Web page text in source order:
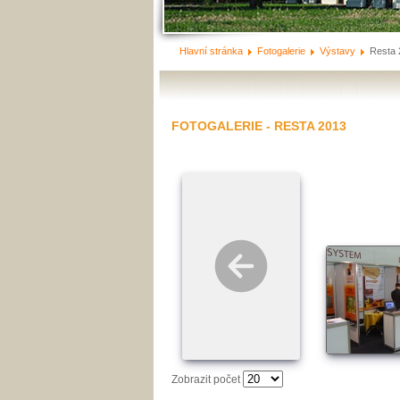
Hlavní stránka Fotogalerie Výstavy Resta
FOTOGALERIE - RESTA 2013
Zobrazit počet